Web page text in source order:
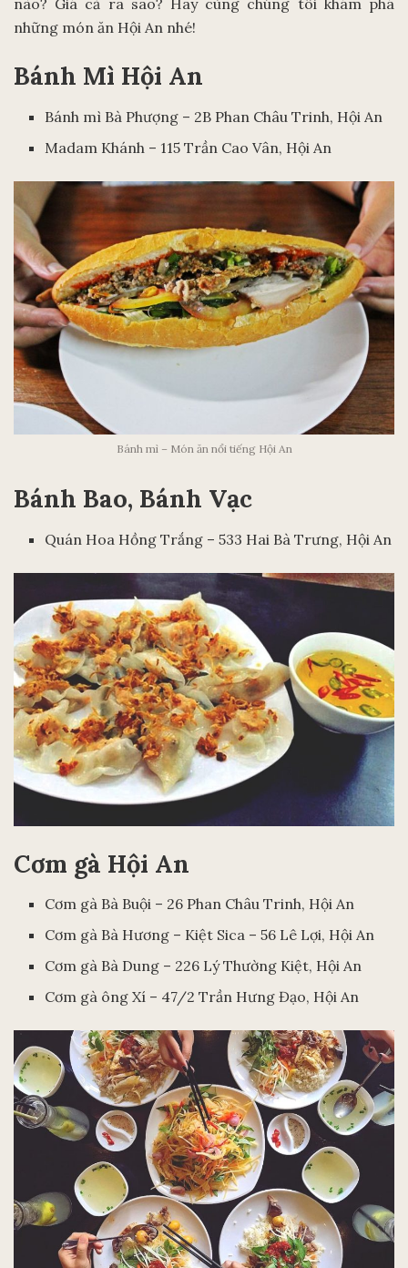
những món ăn Hội An nhé!
Bánh Mì Hội An
Bánh mì Bà Phượng – 2B Phan Châu Trinh, Hội An
Madam Khánh – 115 Trần Cao Vân, Hội An
Bánh mì – Món ăn nổi tiếng Hội An
Bánh Bao, Bánh Vạc
Quán Hoa Hồng Trắng – 533 Hai Bà Trưng, Hội An
Cơm gà Hội An
Cơm gà Bà Buội – 26 Phan Châu Trinh, Hội An
Cơm gà Bà Hương – Kiệt Sica – 56 Lê Lợi, Hội An
Cơm gà Bà Dung – 226 Lý Thường Kiệt, Hội An
Cơm gà ông Xí – 47/2 Trần Hưng Đạo, Hội An